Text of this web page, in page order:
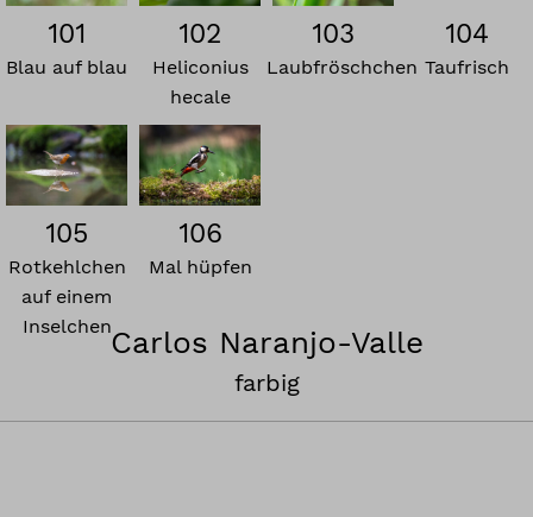
101
Blau auf blau
102
Heliconius
hecale
103
Laubfröschchen
104
Taufrisch
105
Rotkehlchen
auf einem
Inselchen
106
Mal hüpfen
Carlos Naranjo-Valle
farbig